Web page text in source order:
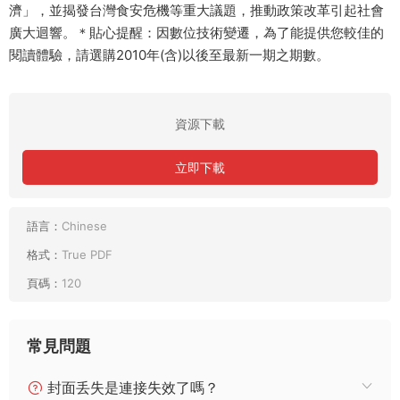
濟」，並揭發台灣食安危機等重大議題，推動政策改革引起社會
廣大迴響。＊貼心提醒：因數位技術變遷，為了能提供您較佳的
閱讀體驗，請選購2010年(含)以後至最新一期之期數。
資源下載
立即下載
語言： Chinese
格式： True PDF
頁碼： 120
常見問題
封面丢失是連接失效了嗎？